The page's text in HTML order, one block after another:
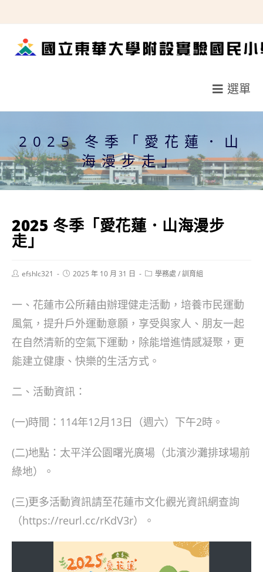
轉
選單
2025 冬季「愛花蓮．山
海漫步走」
2025 冬季「愛花蓮．山海漫步
走」
Postefshlc321
Post2025 年 10 月 31 日
Post學務處 /訓育組
一、花蓮市公所藉由辦理健走活動，培養市民運動
風氣，提升戶外運動意願，享受與家人、朋友一起
在自然清新的空氣下運動，除能增進情感凝聚，更
能建立健康、快樂的生活方式。
二、活動資訊：
(一)時間：114年12月13日（週六）下午2時。
(二)地點：太平洋公園曙光廣場（北濱沙灘排球場前
綠地）。
(三)更多活動資訊請至花蓮市文化觀光資訊網查詢
（https://reurl.cc/rKdV3r）。